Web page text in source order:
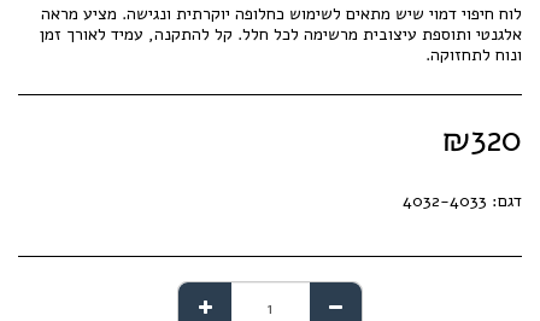
לוח חיפוי דמוי שיש מתאים לשימוש כחלופה יוקרתית ונגישה. מציע מראה
אלגנטי ותוספת עיצובית מרשימה לכל חלל. קל להתקנה, עמיד לאורך זמן
ונוח לתחזוקה.
₪320
דגם: 4032-4033